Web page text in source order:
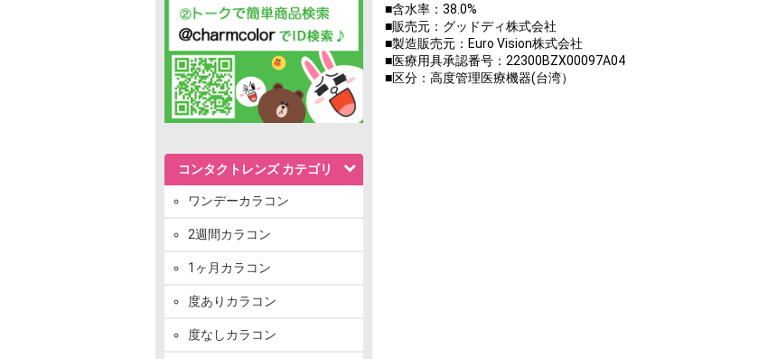
コンタクトレンズ カテゴリ
ワンデーカラコン
2週間カラコン
1ヶ月カラコン
度ありカラコン
度なしカラコン
■含水率：38.0%
■販売元：グッドディ株式会社
■製造販売元：Euro Vision株式会社
■医療用具承認番号：22300BZX00097A04
■区分：高度管理医療機器(台湾）